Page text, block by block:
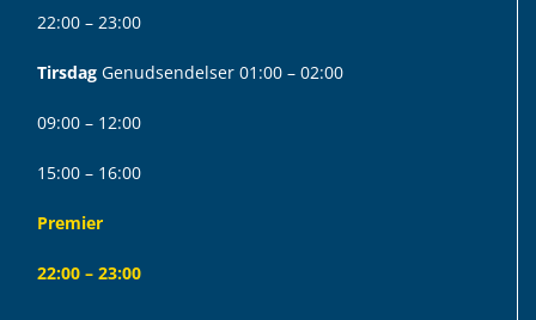
22:00 – 23:00
Tirsdag Genudsendelser 01:00 – 02:00
09:00 – 12:00
15:00 – 16:00
Premier
22:00 – 23:00